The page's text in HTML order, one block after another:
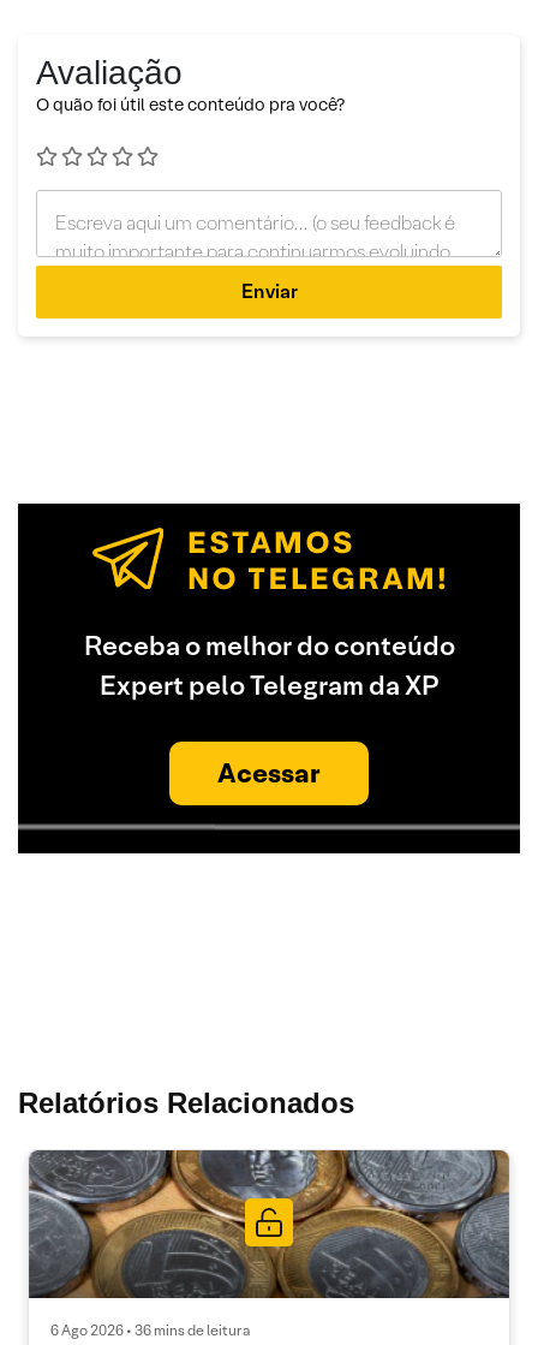
Avaliação
O quão foi útil este conteúdo pra você?
Enviar
Receba o melhor do conteúdo
Expert pelo Telegram da XP
Acessar
Relatórios Relacionados
6 Ago 2026 • 36 mins de leitura